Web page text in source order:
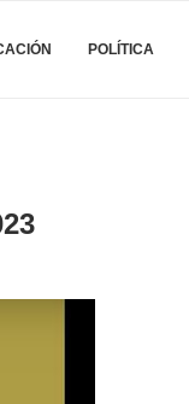
POLÍTICA